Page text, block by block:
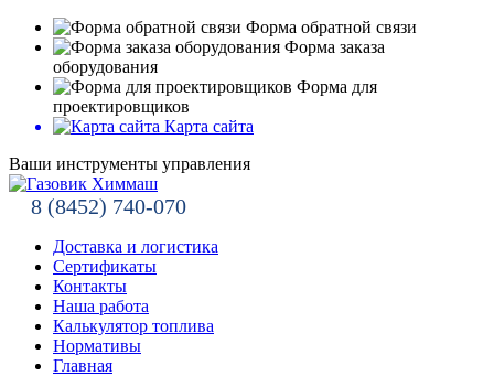
Форма обратной связи
Форма заказа
оборудования
Форма для
проектировщиков
Карта сайта
Ваши инструменты управления
8 (8452) 740-070
Доставка и логистика
Сертификаты
Контакты
Наша работа
Калькулятор топлива
Нормативы
Главная